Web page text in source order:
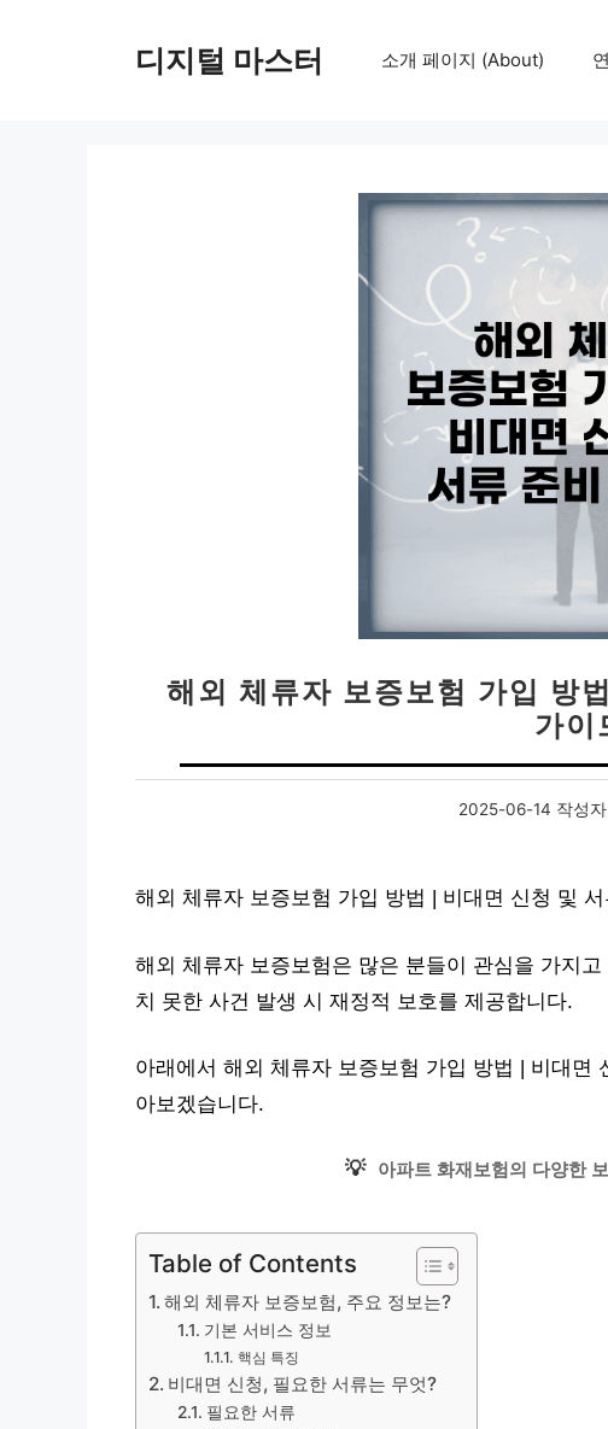
디지털 마스터 소개 페이지 (About)
해외 체류자 보증보험 가입 방
가이
2025-06-14 작성
해외 체류자 보증보험 가입 방법 | 비대면 신청 및
해외 체류자 보증보험은 많은 분들이 관심을 가지
치 못한 사건 발생 시 재정적 보호를 제공합니다.
아래에서 해외 체류자 보증보험 가입 방법 | 비대면
아보겠습니다.
💡 아파트 화재보험의 다양한
Table of Contents
해외 체류자 보증보험, 주요 정보는?
기본 서비스 정보
핵심 특징
비대면 신청, 필요한 서류는 무엇?
필요한 서류